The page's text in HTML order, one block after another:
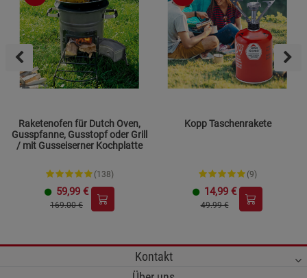
Raketenofen für Dutch Oven,
Gusspfanne, Gusstopf oder Grill
/ mit Gusseiserner Kochplatte
(138)
59,99 €
169.00 €
Kopp Taschenrakete
(9)
14,99 €
49.99 €
Kontakt